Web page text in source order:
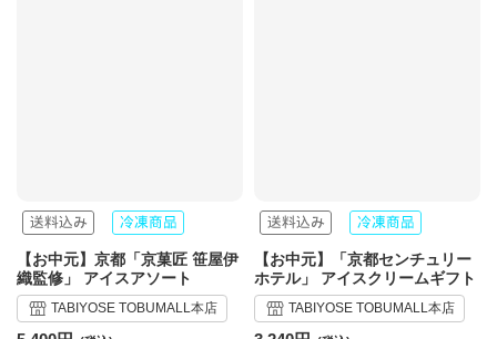
【お中元】京都「京菓匠 笹屋伊
織監修」 アイスアソート
TABIYOSE TOBUMALL本店
【お中元】「京都センチュリー
ホテル」 アイスクリームギフト
TABIYOSE TOBUMALL本店